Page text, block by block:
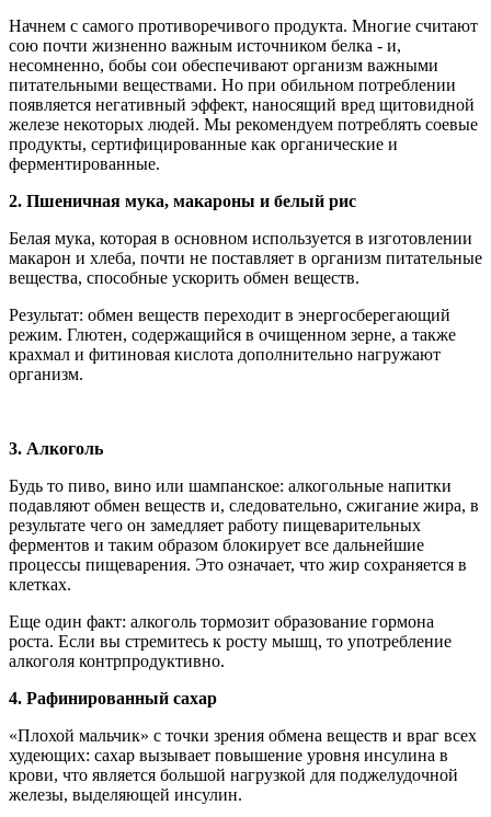
Начнем с самого противоречивого продукта. Многие считают
сою почти жизненно важным источником белка - и,
несомненно, бобы сои обеспечивают организм важными
питательными веществами. Но при обильном потреблении
появляется негативный эффект, наносящий вред щитовидной
железе некоторых людей. Мы рекомендуем потреблять соевые
продукты, сертифицированные как органические и
ферментированные.
2. Пшеничная мука, макароны и белый рис
Белая мука, которая в основном используется в изготовлении
макарон и хлеба, почти не поставляет в организм питательные
вещества, способные ускорить обмен веществ.
Результат: обмен веществ переходит в энергосберегающий
режим. Глютен, содержащийся в очищенном зерне, а также
крахмал и фитиновая кислота дополнительно нагружают
организм.
3. Алкоголь
Будь то пиво, вино или шампанское: алкогольные напитки
подавляют обмен веществ и, следовательно, сжигание жира, в
результате чего он замедляет работу пищеварительных
ферментов и таким образом блокирует все дальнейшие
процессы пищеварения. Это означает, что жир сохраняется в
клетках.
Еще один факт: алкоголь тормозит образование гормона
роста. Если вы стремитесь к росту мышц, то употребление
алкоголя контрпродуктивно.
4. Рафинированный сахар
«Плохой мальчик» с точки зрения обмена веществ и враг всех
худеющих: сахар вызывает повышение уровня инсулина в
крови, что является большой нагрузкой для поджелудочной
железы, выделяющей инсулин.